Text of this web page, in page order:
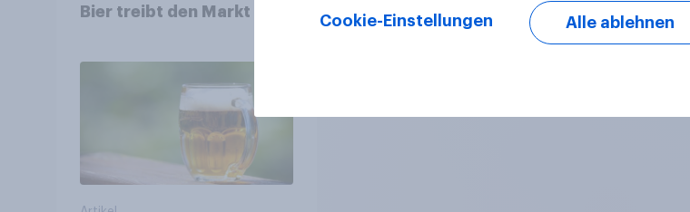
Bier treibt den Markt in
Cookie-Einstellungen Alle ablehnen